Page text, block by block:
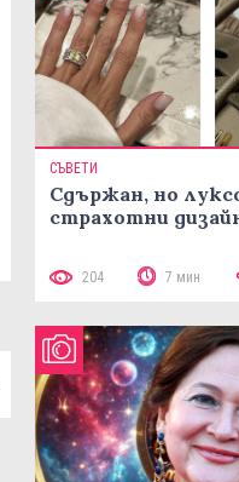
СЪВЕТИ
Сдържан, но
страхотни
204 7 мин